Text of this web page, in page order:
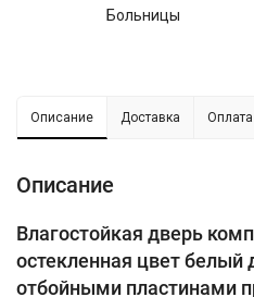
Больницы
Описание Доставка Оплата
Описание
Влагостойкая дверь
остекленная цвет белый
отбойными пластинами